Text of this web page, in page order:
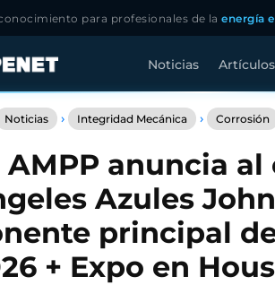
para profesionales de laenergía
Noticias Artículos
Noticias › Integridad Mecánica › Corrosión
AMPP anuncia
Azules
principal
+ Expo en